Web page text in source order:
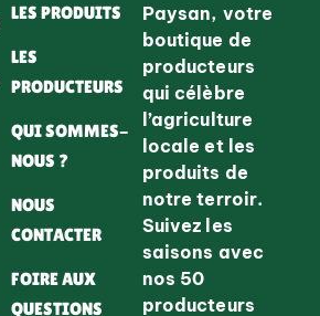
LES PRODUITS
LES
PRODUCTEURS
QUI SOMMES-
NOUS ?
NOUS
CONTACTER
FOIRE AUX
QUESTIONS
Paysan, votre
boutique de
producteurs
qui célèbre
l’agriculture
locale et les
produits de
notre terroir.
Suivez les
saisons avec
nos 50
producteurs